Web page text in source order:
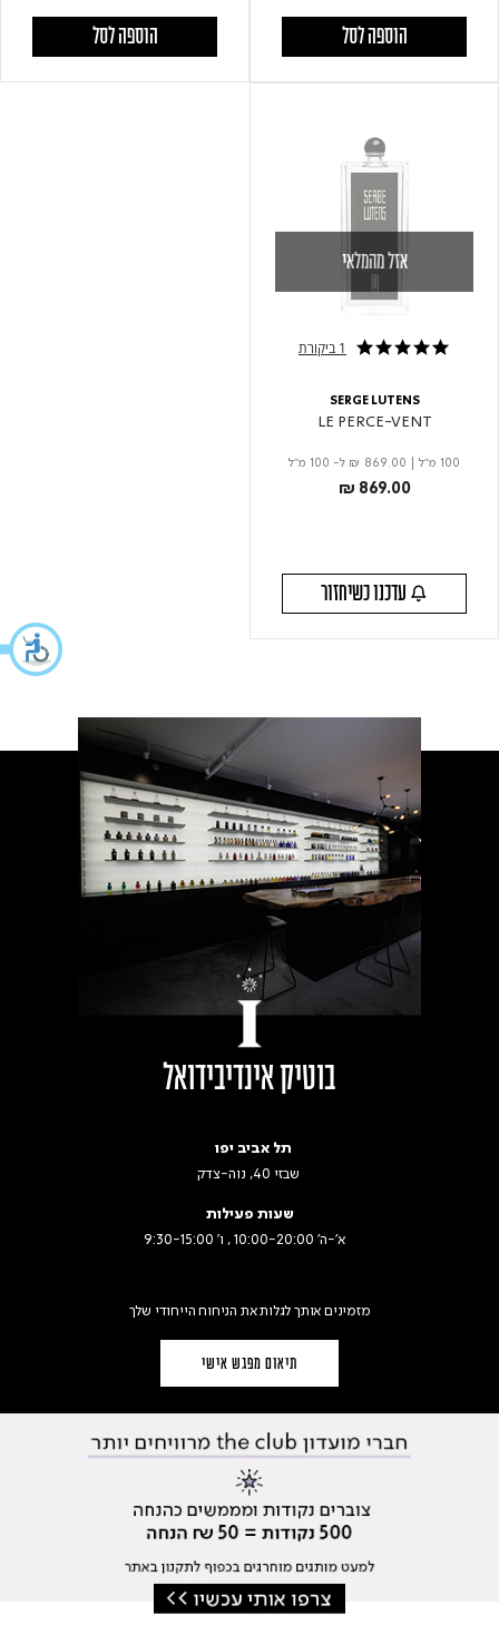
הוספה לסל הוספה לסל
אזל מהמלאי
5.0 star rating 1 ביקורת
SERGE LUTENS
LE PERCE-VENT
100 מ"ל ₪ 869.00 ל- 100 מ"ל
₪ 869.00
בוטיק אינדיבידואל
תל אביב יפו
שבזי 40, נוה-צדק
שעות פעילות
א׳-ה׳ 10:00-20:00 , ו' 9:30-15:00
מזמינים אותך לגלות את הניחוח הייחודי שלך
תיאום מפגש אישי